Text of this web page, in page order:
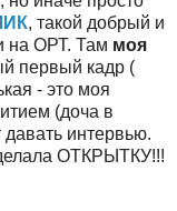
, такой добрый и
на ОРТ. Там моя
первый кадр (
- это моя
(доча в
давать интервью.
ОТКРЫТКУ!!!